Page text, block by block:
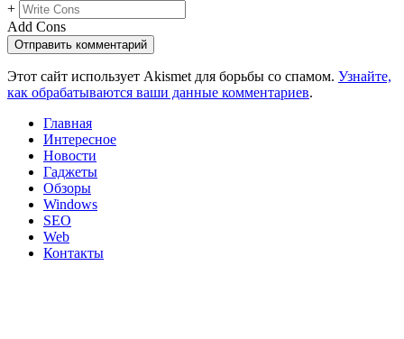
+
Add Cons
Этот сайт использует Akismet для борьбы со спамом. Узнайте,
как обрабатываются ваши данные комментариев.
Главная
Интересное
Новости
Гаджеты
Обзоры
Windows
SEO
Web
Контакты